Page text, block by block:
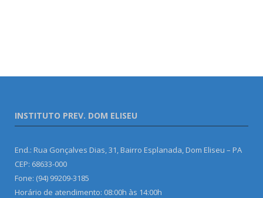
INSTITUTO PREV. DOM ELISEU
End.: Rua Gonçalves Dias, 31, Bairro Esplanada, Dom Eliseu – PA
CEP: 68633-000
Fone: (94) 99209-3185
Horário de atendimento: 08:00h às 14:00h